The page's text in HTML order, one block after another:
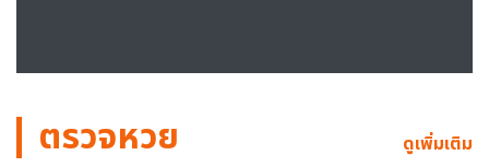
ตรวจหวย ดูเพิ่มเติม